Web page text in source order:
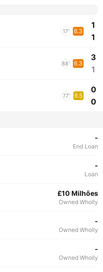
17' 6.3
1
1
88' 6.3
3
1
77' 6.5
0
0
-
End Loan
-
Loan
£10 Milhões
Owned Wholly
-
Owned Wholly
-
Owned Wholly